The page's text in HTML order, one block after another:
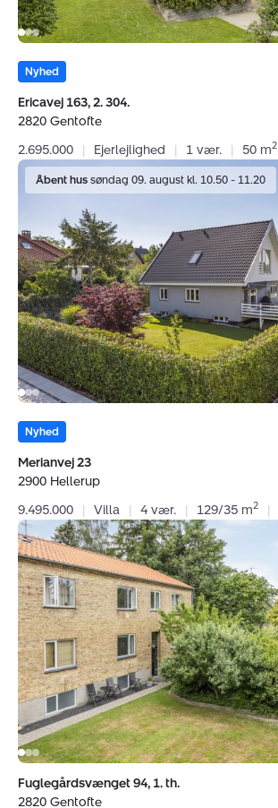
Nyhed
Ericavej 163, 2. 304.
2820 Gentofte
2.695.000
| Ejerlejlighed | 1 vær. | 50 m2
Villa:
Merianvej
2900
Hellerup
Åbent hus søndag 09. august kl. 10.50 - 11.20
Nyhed
Merianvej 23
2900 Hellerup
9.495.000
| Villa | 4 vær. | 129/35 m2 |
Ejerlejlighed:
Fuglegårdsvænget
94,
1.
th.,
2820
Gentofte
Fuglegårdsvænget 94, 1. th.
2820 Gentofte